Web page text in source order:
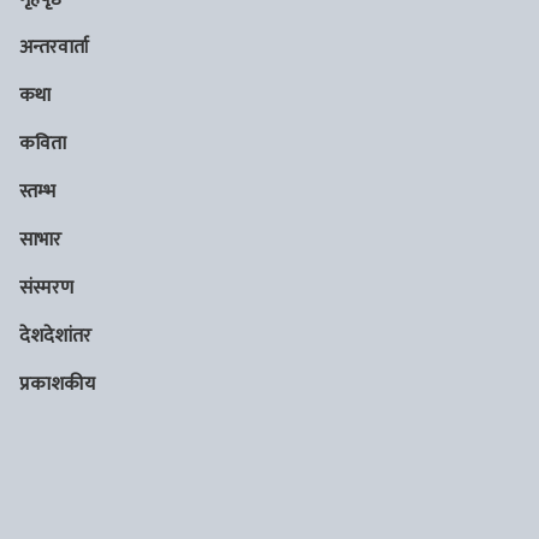
अन्तरवार्ता
कथा
कविता
स्तम्भ
साभार
संस्मरण
देशदेशांतर
प्रकाशकीय